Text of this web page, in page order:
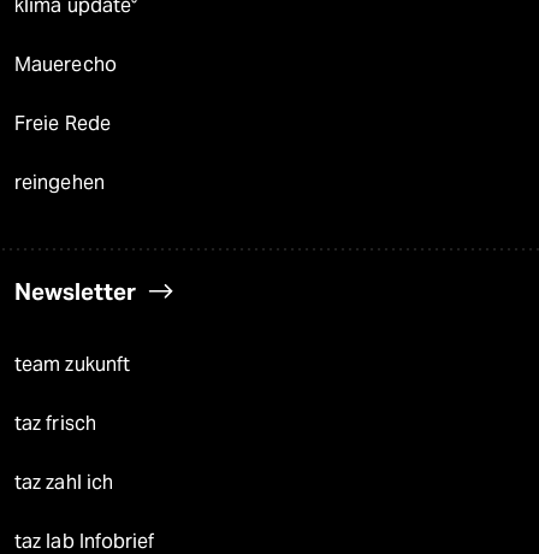
klima update°
Mauerecho
Freie Rede
reingehen
Newsletter
team zukunft
taz frisch
taz zahl ich
taz lab Infobrief